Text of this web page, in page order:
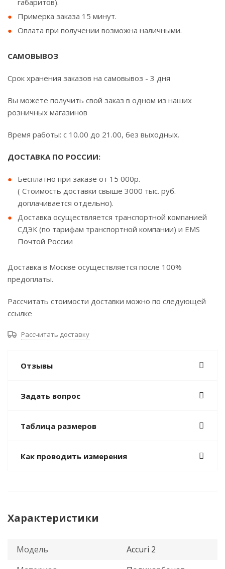
габаритов).
Примерка заказа 15 минут.
Оплата при получении возможна наличными.
САМОВЫВОЗ
Срок хранения заказов на самовывоз - 3 дня
Вы можете получить свой заказ в одном из наших
розничных магазинов
Время работы: с 10.00 до 21.00, без выходных.
ДОСТАВКА ПО РОССИИ:
Бесплатно при заказе от 15 000р.
( Стоимость доставки свыше 3000 тыс. руб.
доплачивается отдельно).
Доставка осуществляется транспортной компанией
СДЭК (по тарифам транспортной компании) и EMS
Почтой России
Доставка в Москве осуществляется после 100%
предоплаты.
Рассчитать стоимости доставки можно по следующей
ссылке
Рассчитать доставку
Отзывы
Задать вопрос
Таблица размеров
Как проводить измерения
Характеристики
Модель
Accuri 2